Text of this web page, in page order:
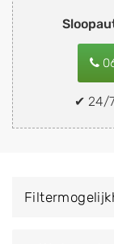
✔ 24/
de inkoop van
tweedehands
uw auto,
snel en
naar de sloop
van Hensbroek